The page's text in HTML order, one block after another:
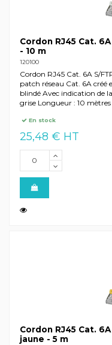
Cordon RJ45 Cat.
- 10 m
120100
Cordon RJ45 Cat. 6A S/
patch réseau Cat. 6A créé
blindé Avec indication de
grise Longueur : 10
En stock
25,48 € HT
Cordon RJ45 Cat.
jaune - 5 m